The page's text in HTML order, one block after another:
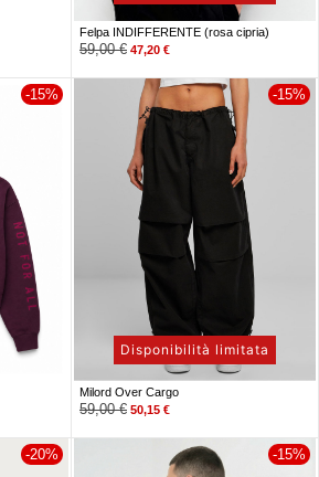
Felpa INDIFFERENTE (rosa cipria)
59,00€ 47,20 €
-15% -15%
Disponibilità limitata
Milord Over Cargo
59,00€ 50,15 €
-20% -15%